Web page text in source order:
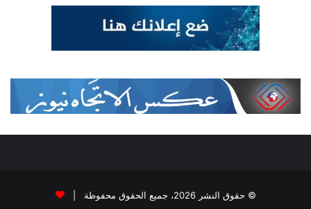
© حقوق النشر 2026، جميع الحقوق محفوظة |